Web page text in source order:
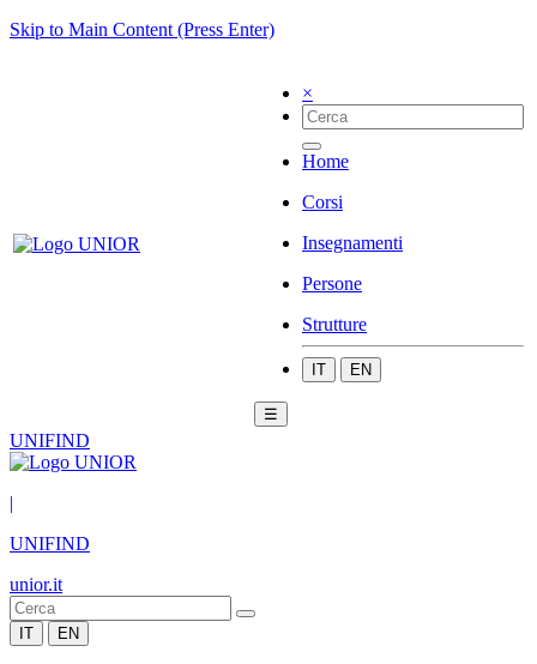
Skip to Main Content (Press Enter)
×
Home
Corsi
Insegnamenti
Persone
Strutture
IT EN
☰
UNIFIND
|
UNIFIND
unior.it
IT EN